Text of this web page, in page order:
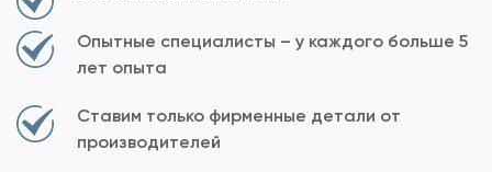
Опытные специалисты – у каждого больше 5
лет опыта
Ставим только фирменные детали от
производителей